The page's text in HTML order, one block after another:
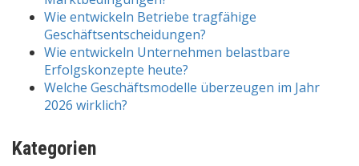
Wie entwickeln Betriebe tragfähige
Geschäftsentscheidungen?
Wie entwickeln Unternehmen belastbare
Erfolgskonzepte heute?
Welche Geschäftsmodelle überzeugen im Jahr
2026 wirklich?
Kategorien